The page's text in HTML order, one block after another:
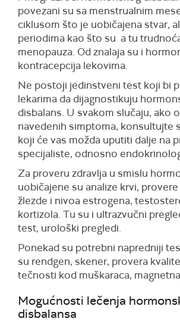
povezani su sa menstrualnim
ciklusom što je uobičajena stvar,
periodima kao što su a tu
menopauza. Od znalaja su i
kontracepcija lekovima.
Ne postoji jedinstveni test koji bi
lekarima da dijagnostikuju
disbalans. U svakom slučaju, ako
navedenih simptoma, konsultujte
koji će vas možda uputiti dalje na
specijaliste, odnosno
Za proveru zdravlja u smislu
uobičajene su analize krvi,
žlezde i nivoa estrogena,
kortizola. Tu su i ultrazvučni
test, urološki pregledi.
Ponekad su potrebni napredniji
su rendgen, skener, provera
tečnosti kod muškaraca,
Mogućnosti lečenja
disbalansa